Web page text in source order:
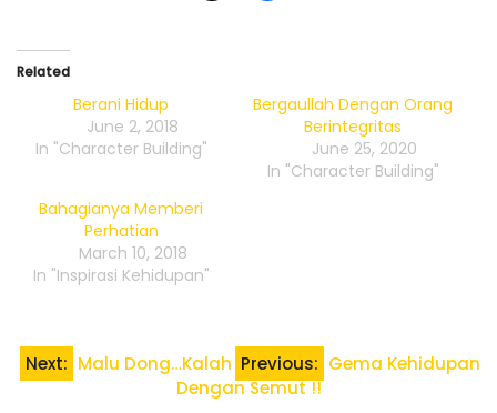
Related
Berani Hidup
June 2, 2018
In "Character Building"
Bergaullah Dengan Orang
Berintegritas
June 25, 2020
In "Character Building"
Bahagianya Memberi
Perhatian
March 10, 2018
In "Inspirasi Kehidupan"
Post
Previous: Gema Kehidupan
Next: Malu Dong…Kalah
Dengan Semut !!